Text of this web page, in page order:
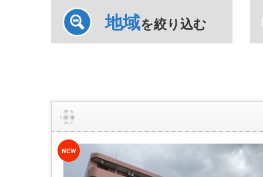
地域を絞り込む